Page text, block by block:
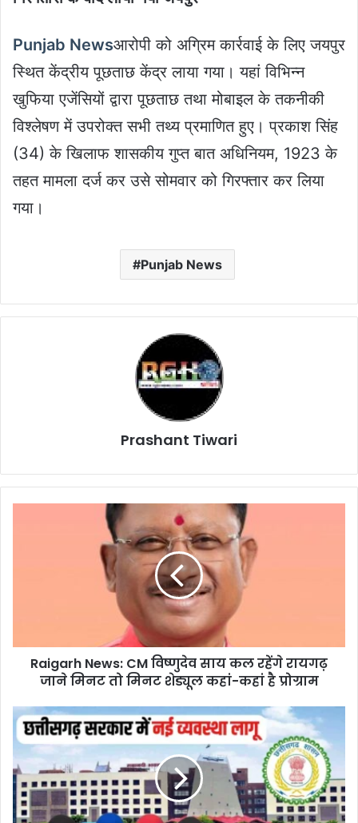
Punjab Newsआरोपी को अग्रिम कार्रवाई के लिए जयपुर
स्थित केंद्रीय पूछताछ केंद्र लाया गया। यहां विभिन्न
खुफिया एजेंसियों द्वारा पूछताछ तथा मोबाइल के तकनीकी
विश्लेषण में उपरोक्त सभी तथ्य प्रमाणित हुए। प्रकाश सिंह
(34) के खिलाफ शासकीय गुप्त बात अधिनियम, 1923 के
तहत मामला दर्ज कर उसे सोमवार को गिरफ्तार कर लिया
गया।
Punjab News
Prashant Tiwari
जाने
शेड्यूल
कहां-
कहां
प्रोग्राम
Raigarh News: CM विष्णुदेव साय कल रहेंगे रायगढ़
जाने मिनट तो मिनट शेड्यूल कहां-कहां है प्रोग्राम
Current
news
in
CG:
छत्तीसगढ़
में
मीडिया